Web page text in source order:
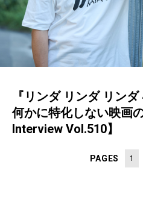
『リンダ リンダ リン
何かに特化しない映画
Interview Vol.510】
PAGES 1